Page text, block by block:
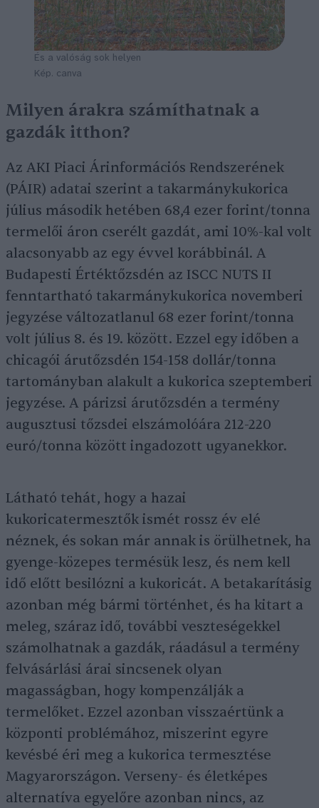
És a valóság sok helyen
Kép. canva
Milyen árakra számíthatnak a
gazdák itthon?
Az AKI Piaci Árinformációs Rendszerének
(PÁIR) adatai szerint a takarmánykukorica
július második hetében 68,4 ezer forint/tonna
termelői áron cserélt gazdát, ami 10%-kal volt
alacsonyabb az egy évvel korábbinál. A
Budapesti Értéktőzsdén az ISCC NUTS II
fenntartható takarmánykukorica novemberi
jegyzése változatlanul 68 ezer forint/tonna
volt július 8. és 19. között. Ezzel egy időben a
chicagói árutőzsdén 154-158 dollár/tonna
tartományban alakult a kukorica szeptemberi
jegyzése. A párizsi árutőzsdén a termény
augusztusi tőzsdei elszámolóára 212-220
euró/tonna között ingadozott ugyanekkor.
Látható tehát, hogy a hazai
kukoricatermesztők ismét rossz év elé
néznek, és sokan már annak is örülhetnek, ha
gyenge-közepes termésük lesz, és nem kell
idő előtt besilózni a kukoricát. A betakarításig
azonban még bármi történhet, és ha kitart a
meleg, száraz idő, további veszteségekkel
számolhatnak a gazdák, ráadásul a termény
felvásárlási árai sincsenek olyan
magasságban, hogy kompenzálják a
termelőket. Ezzel azonban visszaértünk a
központi problémához, miszerint egyre
kevésbé éri meg a kukorica termesztése
Magyarországon. Verseny- és életképes
alternatíva egyelőre azonban nincs, az